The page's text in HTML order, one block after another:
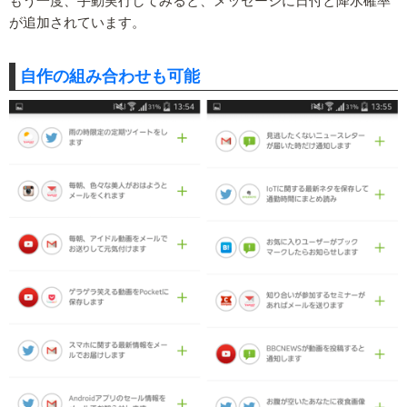
が追加されています。
自作の組み合わせも可能